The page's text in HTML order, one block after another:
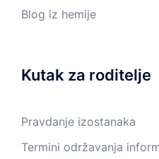
Blog iz hemije
Kutak za roditelje
Pravdanje izostanaka
Termini održavanja